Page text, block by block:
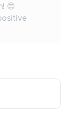
😍